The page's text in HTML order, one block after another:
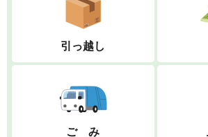
引っ越し
ご み